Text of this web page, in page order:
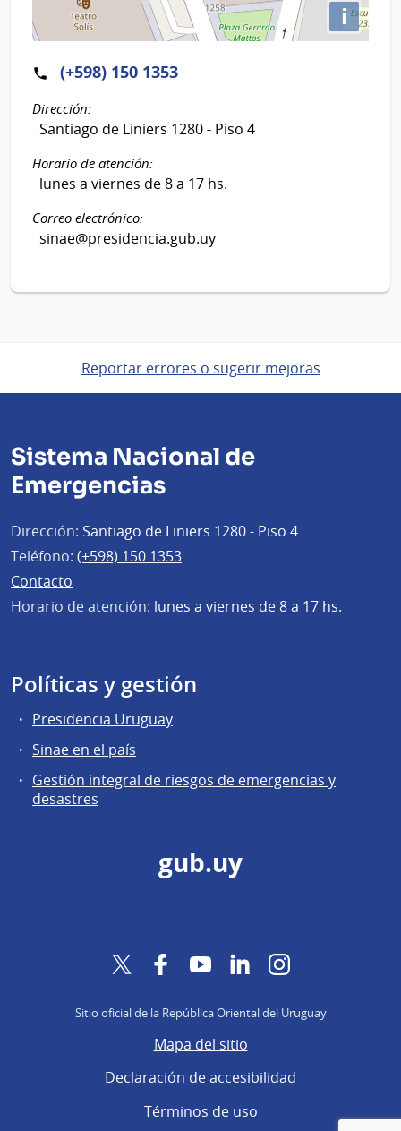
i
(+598) 150 1353
Dirección:
Santiago de Liniers 1280 - Piso 4
Horario de atención:
lunes a viernes de 8 a 17 hs.
Correo electrónico:
sinae@presidencia.gub.uy
Reportar errores o sugerir mejoras
Sistema Nacional de
Emergencias
Dirección: Santiago de Liniers 1280 - Piso 4
Teléfono: (+598) 150 1353
Contacto
Horario de atención: lunes a viernes de 8 a 17 hs.
Políticas y gestión
Presidencia Uruguay
Sinae en el país
Gestión integral de riesgos de emergencias y
desastres
gub.uy
Twitter FacebookYouTubeLinkedInInstagram
Sitio oficial de la República Oriental del Uruguay
Mapa del sitio
Declaración de accesibilidad
Términos de uso